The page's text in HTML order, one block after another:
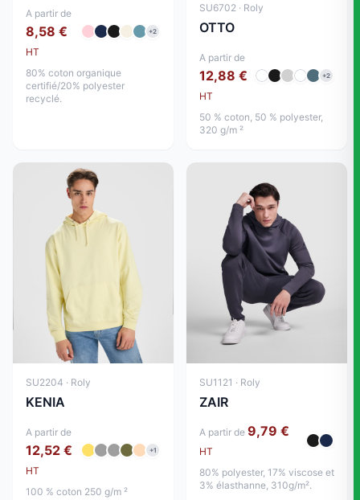
A partir de
8,58 €
HT
+2
80% coton organique
certifié/20% polyester
recyclé.
SU6702 · Roly
OTTO
A partir de
12,88 €
HT
+2
50 % coton, 50 % polyester,
320 g/m ²
SU2204 · Roly
KENIA
A partir de
12,52 €
HT
+1
100 % coton 250 g/m ²
SU1121 · Roly
ZAIR
A partir de 9,79 €
HT
80% polyester, 17% viscose et
3% élasthanne, 310g/m².